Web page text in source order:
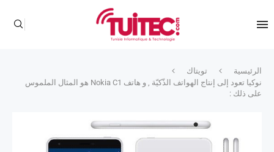
الرئيسية
تويتاك
نوكيا تعود إلى إنتاج الهواتف الذّكيّة , و هاتف Nokia C1 هو المثال الملموس
على ذلك :